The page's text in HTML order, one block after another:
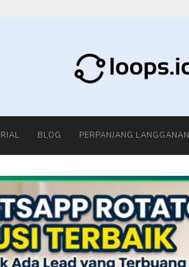
BLOG PERPANJANG LANGGANAN